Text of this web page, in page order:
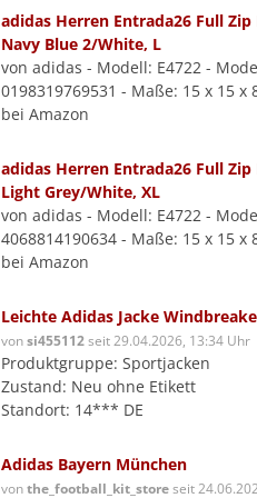
adidas Herren Entrada26 Full
Navy Blue 2/White, L
von adidas - Modell: E4722 -
0198319769531 - Maße: 15 x 15 x
bei Amazon
adidas Herren Entrada26 Full
Light Grey/White, XL
von adidas - Modell: E4722 -
4068814190634 - Maße: 15 x 15 x
bei Amazon
Leichte Adidas Jacke
vonsi455112seit 29.04.2026, 13:34 Uhr
Produktgruppe: Sportjacken
Zustand: Neu ohne Etikett
Standort: 14*** DE
Adidas Bayern München
vonthe_football_kit_storeseit